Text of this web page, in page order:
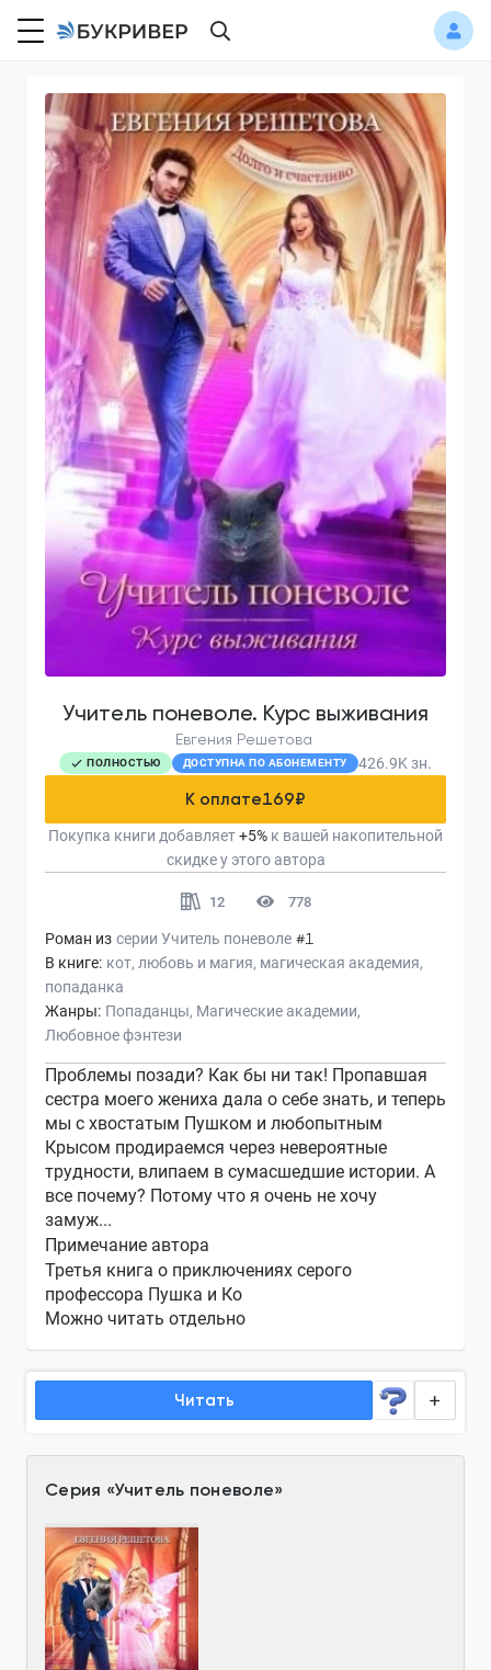
Учитель поневоле. Курс выживания
Евгения Решетова
ПОЛНОСТЬЮ ДОСТУПНА ПО АБОНЕМЕНТУ 426.9K зн.
К оплате169₽
Покупка книги добавляет+5% к вашей накопительной
скидке у этого автора
12 778
Роман из серии Учитель поневоле #1
В книге: кот любовь и магия магическая академия
попаданка
Жанры: Попаданцы Магические академии
Любовное фэнтези
Проблемы позади? Как бы ни так! Пропавшая
сестра моего жениха дала о себе знать, и теперь
мы с хвостатым Пушком и любопытным
Крысом продираемся через невероятные
трудности, влипаем в сумасшедшие истории. А
все почему? Потому что я очень не хочу
замуж...
Примечание автора
Третья книга о приключениях серого
профессора Пушка и Ко
Можно читать отдельно
Читать
Серия «Учитель поневоле»